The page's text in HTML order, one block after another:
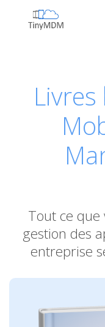
TinyMDM
Tout ce que
gestion des
entreprise